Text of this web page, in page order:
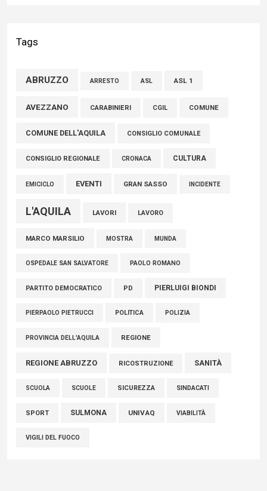
conti solidi che consentono di effettuare nuovi interventi di
TRAGUARDO STORICO
05 Agosto 2026
Tags
ABRUZZO ARRESTO ASL ASL 1
AVEZZANO CARABINIERI CGIL COMUNE
COMUNE DELL'AQUILA CONSIGLIO COMUNALE
CONSIGLIO REGIONALE CRONACA CULTURA
EMICICLO EVENTI GRAN SASSO INCIDENTE
L'AQUILA LAVORI LAVORO
MARCO MARSILIO MOSTRA MUNDA
OSPEDALE SAN SALVATORE PAOLO ROMANO
PARTITO DEMOCRATICO PD PIERLUIGI BIONDI
PIERPAOLO PIETRUCCI POLITICA POLIZIA
PROVINCIA DELL'AQUILA REGIONE
REGIONE ABRUZZO RICOSTRUZIONE SANITÀ
SCUOLA SCUOLE SICUREZZA SINDACATI
SPORT SULMONA UNIVAQ VIABILITÀ
VIGILI DEL FUOCO